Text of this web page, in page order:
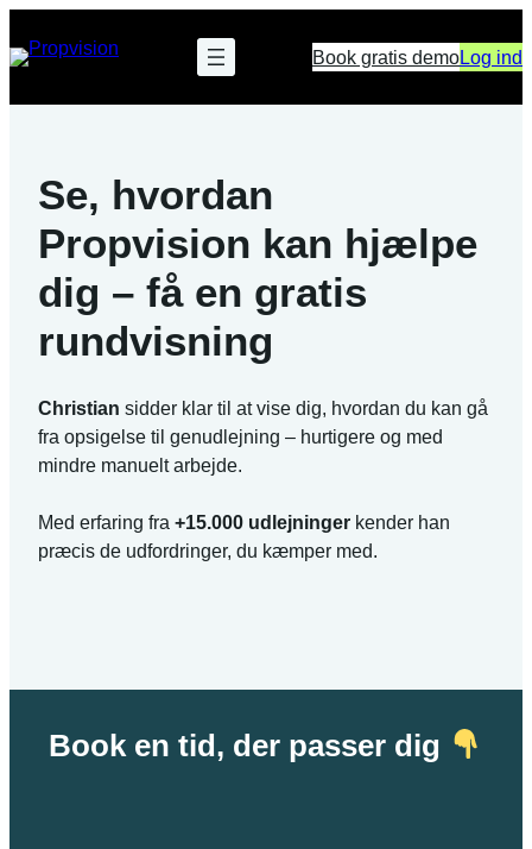
to
Book gratis demoLog ind
Se, hvordan
Propvision kan hjælpe
dig – få en gratis
rundvisning
Christian sidder klar til at vise dig, hvordan du kan gå
fra opsigelse til genudlejning – hurtigere og med
mindre manuelt arbejde.
Med erfaring fra +15.000 udlejninger kender han
præcis de udfordringer, du kæmper med.
Book en tid, der passer dig